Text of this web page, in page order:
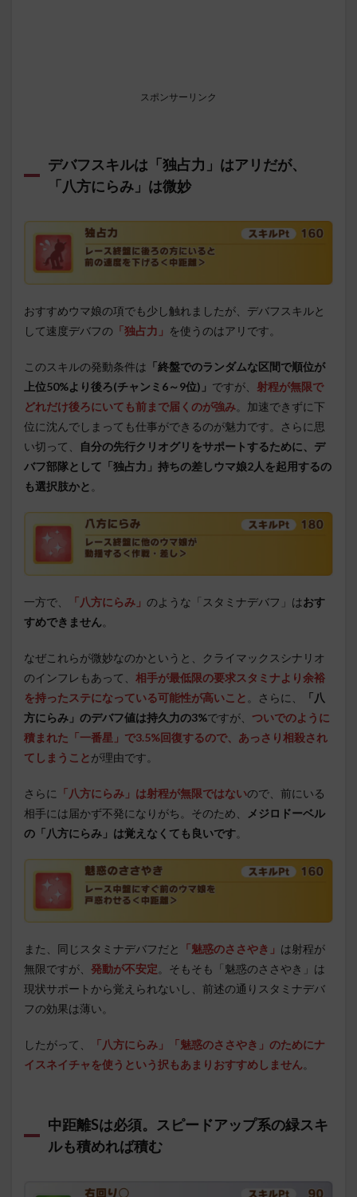
スポンサーリンク
デバフスキルは「独占力」はアリだが、
「八方にらみ」は微妙
おすすめウマ娘の項でも少し触れましたが、デバフスキルと
して速度デバフの 「独占力」 を使うのはアリです。
このスキルの発動条件は 「終盤でのランダムな区間で順位が
上位50%より後ろ(チャンミ6～9位)」 ですが、 射程が無限で
どれだけ後ろにいても前まで届くのが強み。加速できずに下
位に沈んでしまっても仕事ができるのが魅力です。さらに思
い切って、
自分の先行クリオグリをサポートするために、デ
バフ部隊として「独占力」持ちの差しウマ娘2人を起用するの
も選択肢かと 。
一方で、 「八方にらみ」 のような「スタミナデバフ」はおす
すめできません。
なぜこれらが微妙なのかというと、クライマックスシナリオ
のインフレもあって、 相手が最低限の要求スタミナより余裕
を持ったステになっている可能性が高いこと 。さらに、
「八
方にらみ」のデバフ値は持久力の3%ですが、 ついでのように
積まれた「一番星」で3.5%回復するので、あっさり相殺され
てしまうことが理由です。
さらに 「八方にらみ」は射程が無限ではないので、前にいる
相手には届かず不発になりがち。そのため、
メジロドーベル
の「八方にらみ」は覚えなくても良いです。
また、同じスタミナデバフだと 「魅惑のささやき」 は射程が
無限ですが、 発動が不安定。そもそも「魅惑のささやき」は
現状サポートから覚えられないし、前述の通りスタミナデバ
フの効果は薄い。
したがって、
「八方にらみ」「魅惑のささやき」のためにナ
イスネイチャを使うという択もあまりおすすめしません。
中距離Sは必須。スピードアップ系の緑スキ
ルも積めれば積む